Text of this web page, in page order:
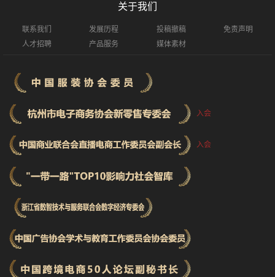
关于我们
联系我们 发展历程 投稿撤稿
免责声明
人才招聘
产品服务 媒体素材
入会
入会